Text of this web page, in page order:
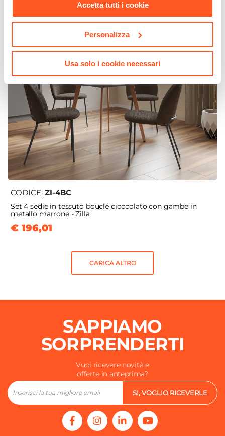
Accetta tutti i cookie
Personalizza
Usa solo i cookie necessari
CODICE: ZI-4BC
Set 4 sedie in tessuto bouclé cioccolato con gambe in
metallo marrone - Zilla
€ 196,01
CARICA ALTRO
SAPPIAMO
SORPRENDERTI
Vuoi ricevere novità e
offerte in anteprima?
SI, VOGLIO RICEVERLE